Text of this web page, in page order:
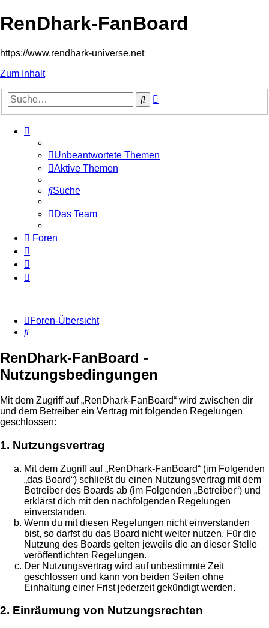
RenDhark-FanBoard
https://www.rendhark-universe.net
Zum Inhalt
Suche
Unbeantwortete Themen
Aktive Themen
Suche
Das Team
Foren
Foren-Übersicht
Suche
RenDhark-FanBoard -
Nutzungsbedingungen
Mit dem Zugriff auf „RenDhark-FanBoard“ wird zwischen dir
und dem Betreiber ein Vertrag mit folgenden Regelungen
geschlossen:
1. Nutzungsvertrag
Mit dem Zugriff auf „RenDhark-FanBoard“ (im Folgenden
„das Board“) schließt du einen Nutzungsvertrag mit dem
Betreiber des Boards ab (im Folgenden „Betreiber“) und
erklärst dich mit den nachfolgenden Regelungen
einverstanden.
Wenn du mit diesen Regelungen nicht einverstanden
bist, so darfst du das Board nicht weiter nutzen. Für die
Nutzung des Boards gelten jeweils die an dieser Stelle
veröffentlichten Regelungen.
Der Nutzungsvertrag wird auf unbestimmte Zeit
geschlossen und kann von beiden Seiten ohne
Einhaltung einer Frist jederzeit gekündigt werden.
2. Einräumung von Nutzungsrechten